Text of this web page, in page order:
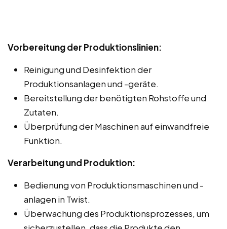
Vorbereitung der Produktionslinien:
Reinigung und Desinfektion der
Produktionsanlagen und -geräte.
Bereitstellung der benötigten Rohstoffe und
Zutaten.
Überprüfung der Maschinen auf einwandfreie
Funktion.
Verarbeitung und Produktion:
Bedienung von Produktionsmaschinen und -
anlagen in Twist.
Überwachung des Produktionsprozesses, um